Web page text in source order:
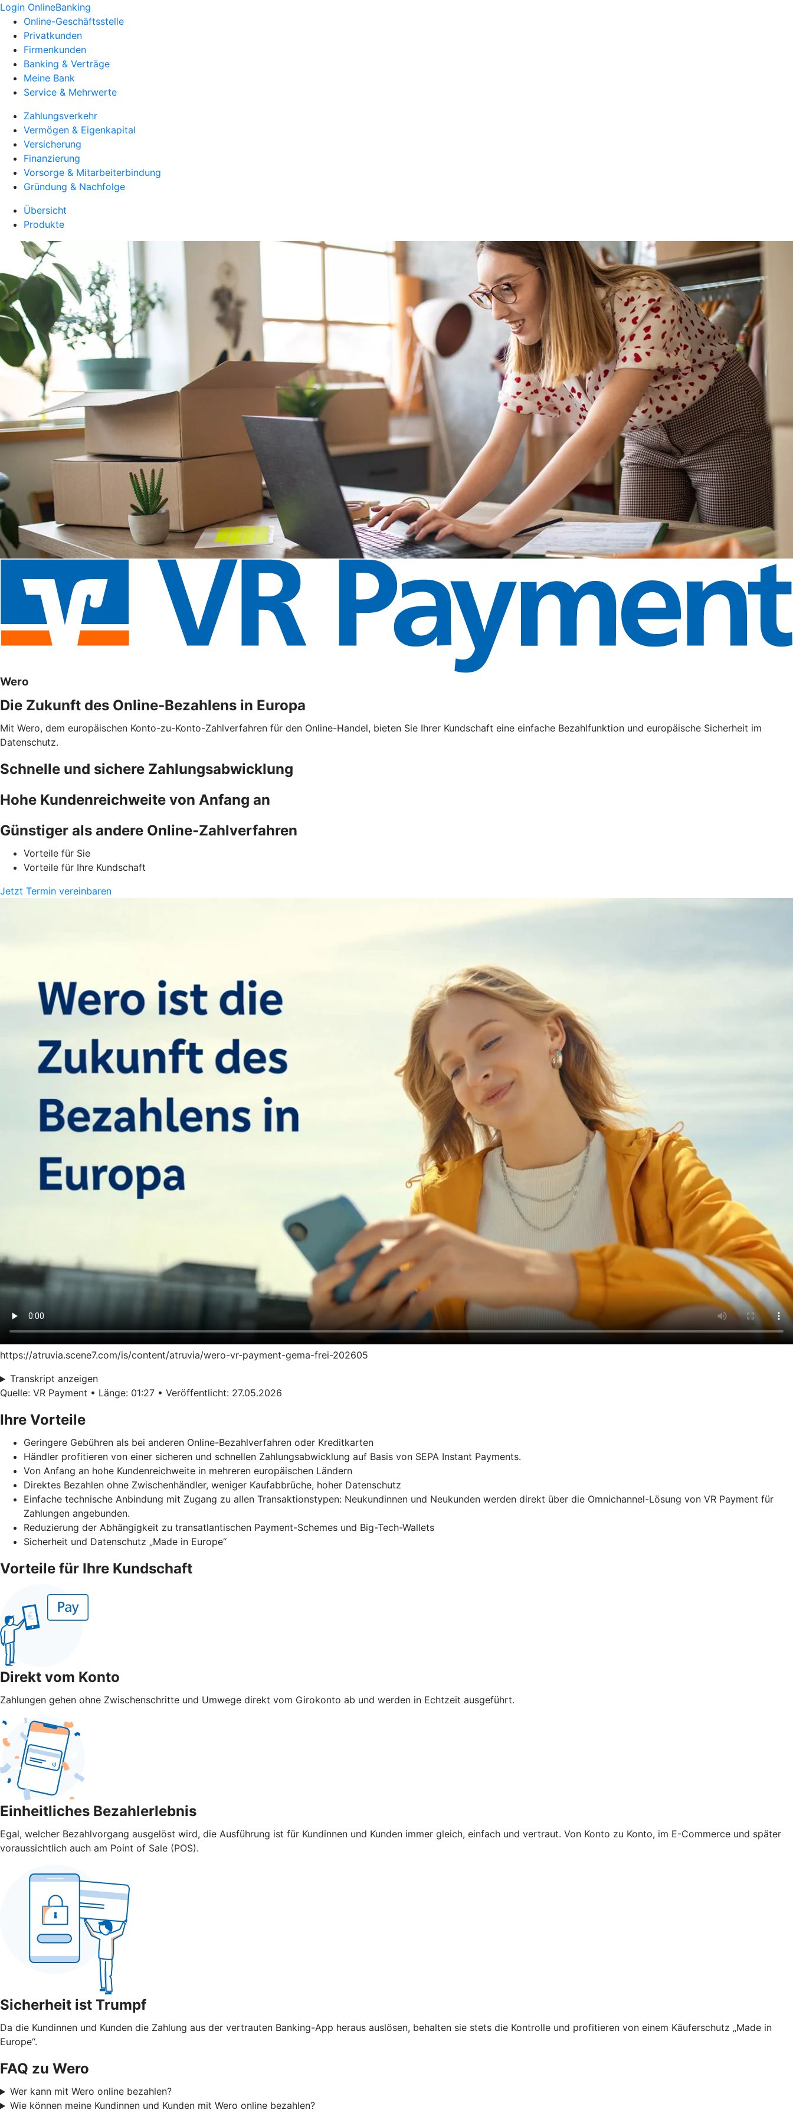
Login OnlineBanking
Online-Geschäftsstelle
Privatkunden
Firmenkunden
Banking & Verträge
Meine Bank
Service & Mehrwerte
Zahlungsverkehr
Vermögen & Eigenkapital
Versicherung
Finanzierung
Vorsorge & Mitarbeiterbindung
Gründung & Nachfolge
Übersicht
Produkte
Wero
Die Zukunft des Online-Bezahlens in Europa
Mit Wero, dem europäischen Konto-zu-Konto-Zahlverfahren für den Online-Handel, bieten Sie Ihrer Kundschaft eine einfache Bezahlfunktion und europäische Sicherheit im
Datenschutz.
Schnelle und sichere Zahlungsabwicklung
Hohe Kundenreichweite von Anfang an
Günstiger als andere Online-Zahlverfahren
Vorteile für Sie
Vorteile für Ihre Kundschaft
Jetzt Termin vereinbaren
https://atruvia.scene7.com/is/content/atruvia/wero-vr-payment-gema-frei-202605
Transkript anzeigen
Quelle: VR Payment • Länge: 01:27 • Veröffentlicht: 27.05.2026
Ihre Vorteile
Geringere Gebühren als bei anderen Online-Bezahlverfahren oder Kreditkarten
Händler profitieren von einer sicheren und schnellen Zahlungsabwicklung auf Basis von SEPA Instant Payments.
Von Anfang an hohe Kundenreichweite in mehreren europäischen Ländern
Direktes Bezahlen ohne Zwischenhändler, weniger Kaufabbrüche, hoher Datenschutz
Einfache technische Anbindung mit Zugang zu allen Transaktionstypen: Neukundinnen und Neukunden werden direkt über die Omnichannel-Lösung von VR Payment für
Zahlungen angebunden.
Reduzierung der Abhängigkeit zu transatlantischen Payment-Schemes und Big-Tech-Wallets
Sicherheit und Datenschutz „Made in Europe“
Vorteile für Ihre Kundschaft
Direkt vom Konto
Zahlungen gehen ohne Zwischenschritte und Umwege direkt vom Girokonto ab und werden in Echtzeit ausgeführt.
Einheitliches Bezahlerlebnis
Egal, welcher Bezahlvorgang ausgelöst wird, die Ausführung ist für Kundinnen und Kunden immer gleich, einfach und vertraut. Von Konto zu Konto, im E-Commerce und später
voraussichtlich auch am Point of Sale (POS).
Sicherheit ist Trumpf
Da die Kundinnen und Kunden die Zahlung aus der vertrauten Banking-App heraus auslösen, behalten sie stets die Kontrolle und profitieren von einem Käuferschutz „Made in
Europe“.
FAQ zu Wero
Wer kann mit Wero online bezahlen?
Wie können meine Kundinnen und Kunden mit Wero online bezahlen?